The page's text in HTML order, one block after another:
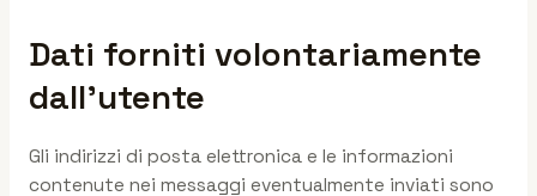
Dati forniti volontariamente
dall’utente
Gli indirizzi di posta elettronica e le informazioni
contenute nei messaggi eventualmente inviati sono